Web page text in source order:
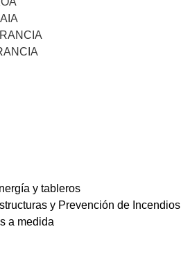
y tableros
y Prevención de Incendios
a medida